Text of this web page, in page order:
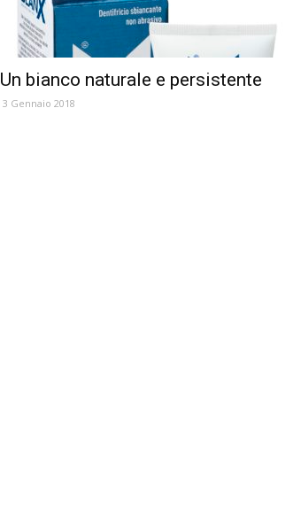
Un bianco naturale e persistente
3 Gennaio 2018